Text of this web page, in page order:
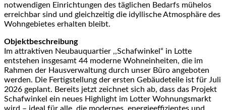
notwendigen Einrichtungen des täglichen Bedarfs mühelos
erreichbar sind und gleichzeitig die idyllische Atmosphäre des
Wohngebietes erhalten bleibt.
Objektbeschreibung
Im attraktiven Neubauquartier ,,Schafwinkel“ in Lotte
entstehen insgesamt 44 moderne Wohneinheiten, die im
Rahmen der Hausverwaltung durch unser Büro angeboten
werden. Die Fertigstellung der ersten Gebäudeteile ist für Juli
2026 geplant. Bereits jetzt zeichnet sich ab, dass das Projekt
Schafwinkel ein neues Highlight im Lotter Wohnungsmarkt
wird – ideal für alle, die modernes, energieeffizientes und